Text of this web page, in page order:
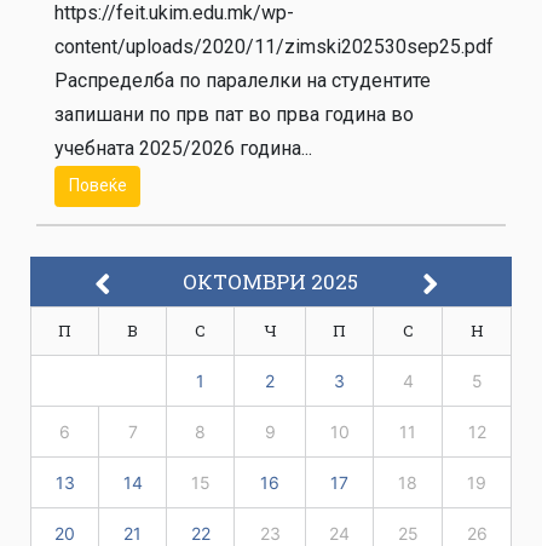
https://feit.ukim.edu.mk/wp-
content/uploads/2020/11/zimski202530sep25.pdf
Распределба по паралелки на студентите
запишани по прв пат во прва година во
учебната 2025/2026 година...
Повеќе
ОКТОМВРИ 2025
П В С Ч П С Н
1 2 3 4 5
6 7 8 9 10 11 12
13 14 15 16 17 18 19
20 21 22 23 24 25 26